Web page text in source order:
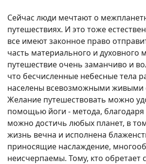
Сейчас люди мечтают о
путешествиях. И это тоже
все имеют законное право
часть материального и духовного
путешествие очень заманчиво и
что бесчисленные небесные тела
населены всевозможными живыми
Желание путешествовать можно
помощью йоги - метода,
можно достичь любых планет, в
жизнь вечна и исполнена
приносящие наслаждение,
неисчерпаемы. Тому, кто обретает